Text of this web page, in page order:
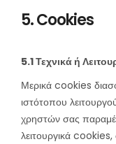
5. Cookies
5.1 Τεχνικά ή
Μερικά cookies
ιστότοπου
χρηστών σας
λειτουργικά